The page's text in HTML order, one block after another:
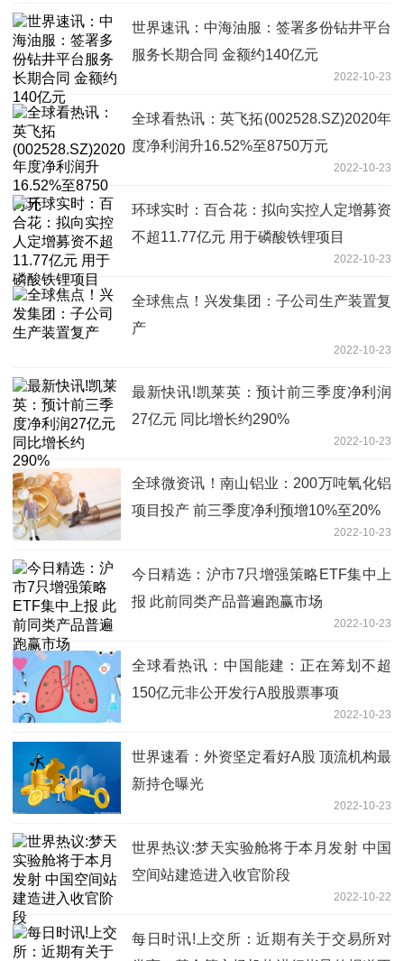
世界速讯：中海油服：签署多份钻井平台
服务长期合同 金额约140亿元
2022-10-23
全球看热讯：英飞拓(002528.SZ)2020年
度净利润升16.52%至8750万元
2022-10-23
环球实时：百合花：拟向实控人定增募资
不超11.77亿元 用于磷酸铁锂项目
2022-10-23
全球焦点！兴发集团：子公司生产装置复
产
2022-10-23
最新快讯!凯莱英：预计前三季度净利润
27亿元 同比增长约290%
2022-10-23
全球微资讯！南山铝业：200万吨氧化铝
项目投产 前三季度净利预增10%至20%
2022-10-23
今日精选：沪市7只增强策略ETF集中上
报 此前同类产品普遍跑赢市场
2022-10-23
全球看热讯：中国能建：正在筹划不超
150亿元非公开发行A股股票事项
2022-10-23
世界速看：外资坚定看好A股 顶流机构最
新持仓曝光
2022-10-23
世界热议:梦天实验舱将于本月发射 中国
空间站建造进入收官阶段
2022-10-22
每日时讯!上交所：近期有关于交易所对